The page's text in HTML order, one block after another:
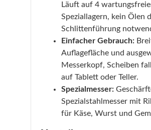
Läuft auf 4
Speziallagern, kein Ölen
Schlittenführung
Einfacher Gebrauch:
Auflagefläche und
Messerkopf, Scheiben
auf Tablett oder Teller.
Spezialmesser:
Spezialstahlmesser mit
für Käse, Wurst und